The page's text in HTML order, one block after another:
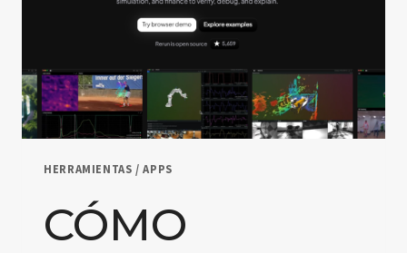
EDUCACIÓN
UNIVERSITARIA
EMPRESARIAL
EN
COLOMBIA
HERRAMIENTAS / APPS
CÓMO